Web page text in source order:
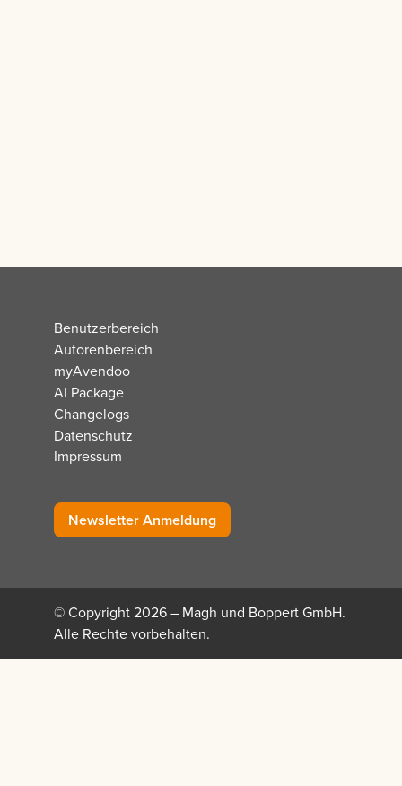
Benutzerbereich
Autorenbereich
myAvendoo
AI Package
Changelogs
Datenschutz
Impressum
Newsletter Anmeldung
© Copyright 2026 – Magh und Boppert GmbH.
Alle Rechte vorbehalten.